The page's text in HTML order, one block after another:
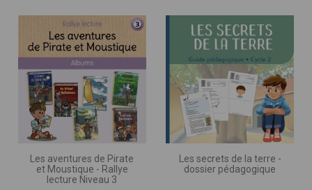
Les aventures de Pirate
et Moustique - Rallye
lecture Niveau 3
Les secrets de la terre -
dossier pédagogique